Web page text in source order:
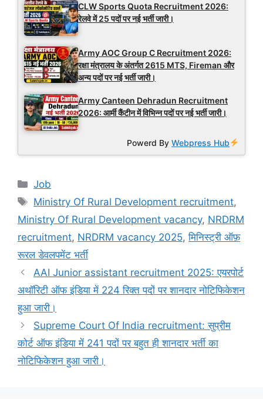
CLW Sports Quota Recruitment 2026:
रेलवे में 25 पदों पर नई भर्ती जारी।
Army AOC Group C Recruitment 2026:
रक्षा मंत्रालय के अंतर्गत 2615 MTS, Fireman और
अन्य पदों पर नई भर्ती जारी।
Army Canteen Dehradun Recruitment
2026: आर्मी कैंटीन में विभिन्न पदों पर नई भर्ती जारी।
Powerd ByWebpress Hub
Categories
Job
Tags
Ministry Of Rural Development recruitment,
Ministry Of Rural Development vacancy, NRDRM
recruitment, NRDRM vacancy 2025,मिनिस्ट्री ऑफ़
रूरल डेवलपमेंट भर्ती
AAI Junior assistant recruitment 2025: एयरपोर्ट
अथॉरिटी ऑफ इंडिया में 224 रिक्त पदों पर शानदार नोटिफिकेशन
हुआ जारी।
Supreme Court Of India recruitment: सुप्रीम
कोर्ट ऑफ इंडिया में 241 पदों पर बहुत ही शानदार भर्ती का
नोटिफिकेशन हुआ जारी।